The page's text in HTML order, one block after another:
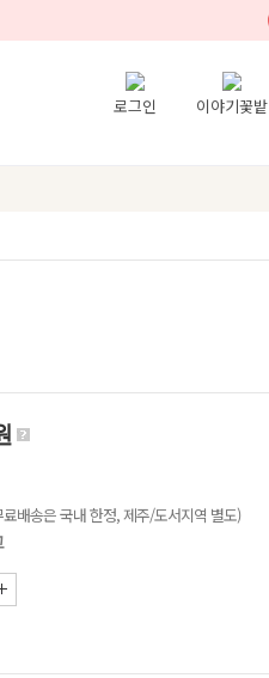
로그인 이야기꽃밭
료배송은 국내 한정, 제주/도서지역 별도)